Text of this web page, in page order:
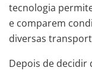
tecnologia
e comparem
diversas
Depois de decidir